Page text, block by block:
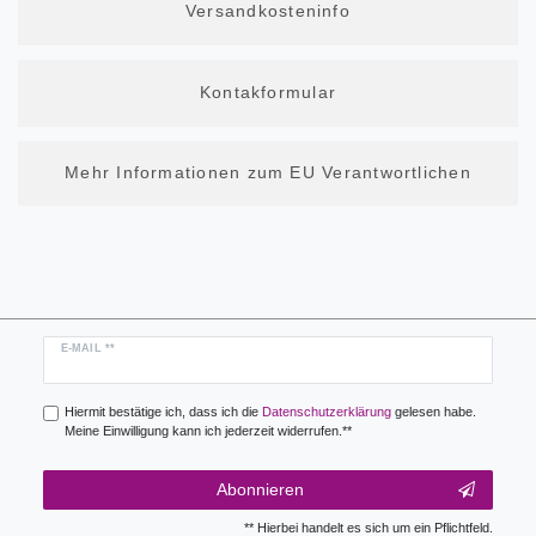
Versandkosteninfo
Kontakformular
Mehr Informationen zum EU Verantwortlichen
E-MAIL **
Newsletter
Hiermit bestätige ich, dass ich die Daten­schutz­erklärunggelesen habe.
Meine Einwilligung kann ich jederzeit widerrufen.**
Abonnieren
** Hierbei handelt es sich um ein Pflichtfeld.